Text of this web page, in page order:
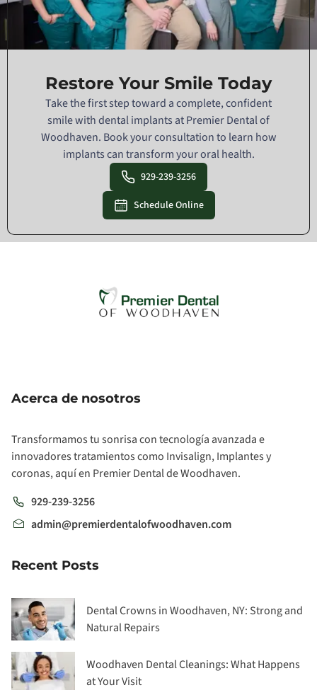
Restore Your Smile Today
Take the first step toward a complete, confident
smile with dental implants at Premier Dental of
Woodhaven. Book your consultation to learn how
implants can transform your oral health.
929-239-3256
Schedule Online
Acerca de nosotros
Transformamos tu sonrisa con tecnología avanzada e
innovadores tratamientos como Invisalign, Implantes y
coronas, aquí en Premier Dental de Woodhaven.
929-239-3256
admin@premierdentalofwoodhaven.com
Recent Posts
Dental Crowns in Woodhaven, NY: Strong and
Natural Repairs
Woodhaven Dental Cleanings: What Happens
at Your Visit